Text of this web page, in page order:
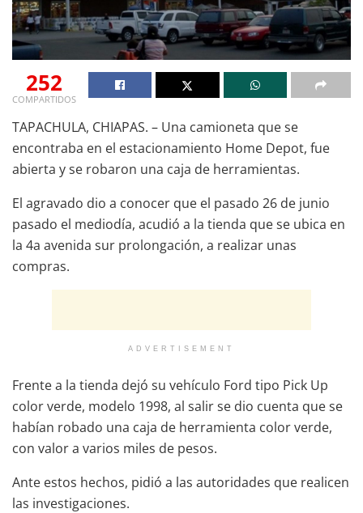
252
COMPARTIDOS
TAPACHULA, CHIAPAS. – Una camioneta que se
encontraba en el estacionamiento Home Depot, fue
abierta y se robaron una caja de herramientas.
El agravado dio a conocer que el pasado 26 de junio
pasado el mediodía, acudió a la tienda que se ubica en
la 4a avenida sur prolongación, a realizar unas
compras.
ADVERTISEMENT
Frente a la tienda dejó su vehículo Ford tipo Pick Up
color verde, modelo 1998, al salir se dio cuenta que se
habían robado una caja de herramienta color verde,
con valor a varios miles de pesos.
Ante estos hechos, pidió a las autoridades que realicen
las investigaciones.